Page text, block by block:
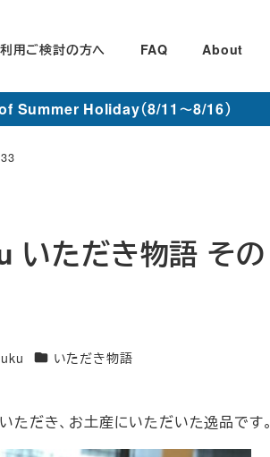
用ご検討の方へ FAQ About
Summer Holiday（8/11～8/16）
いただき物語 その
カ
リ
ー
いただき物語
ただき、お土産にいただいた逸品です。